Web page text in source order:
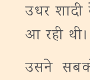
उधर
आ रही थी।
उसने